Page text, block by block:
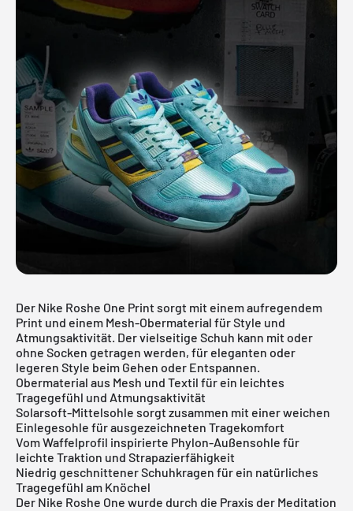
Der Nike Roshe One Print sorgt mit einem aufregendem
Print und einem Mesh-Obermaterial für Style und
Atmungsaktivität. Der vielseitige Schuh kann mit oder
ohne Socken getragen werden, für eleganten oder
legeren Style beim Gehen oder Entspannen.
Obermaterial aus Mesh und Textil für ein leichtes
Tragegefühl und Atmungsaktivität
Solarsoft-Mittelsohle sorgt zusammen mit einer weichen
Einlegesohle für ausgezeichneten Tragekomfort
Vom Waffelprofil inspirierte Phylon-Außensohle für
leichte Traktion und Strapazierfähigkeit
Niedrig geschnittener Schuhkragen für ein natürliches
Tragegefühl am Knöchel
Der Nike Roshe One wurde durch die Praxis der Meditation